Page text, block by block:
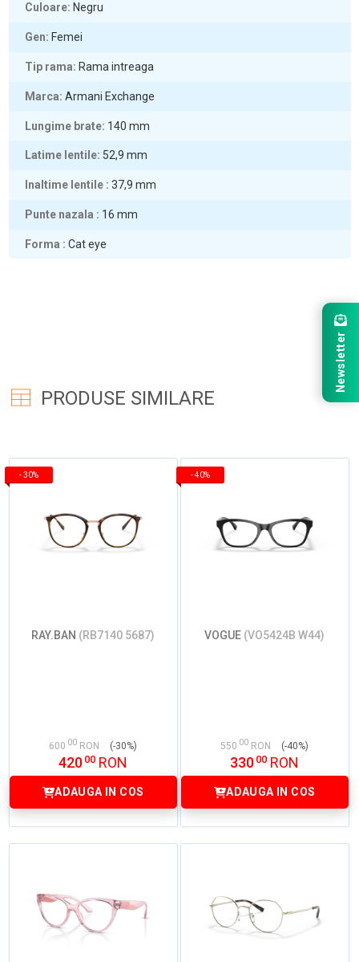
Culoare Negru
Gen Femei
Tip rama Rama intreaga
Marca Armani Exchange
Lungime brate 140 mm
Latime lentile 52,9 mm
Inaltime lentile 37,9 mm
Punte nazala 16 mm
Forma Cat eye
PRODUSE SIMILARE
- 30%
RAY.BAN (RB7140 5687)
600 00 RON (-30%)
420 00 RON
ADAUGA IN COS
- 40%
VOGUE (VO5424B W44)
550 00 RON (-40%)
330 00 RON
ADAUGA IN COS
Newsletter